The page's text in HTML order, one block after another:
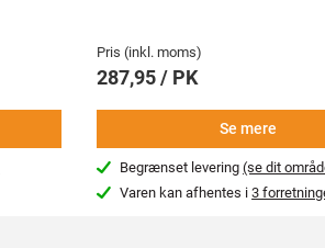
Pris (inkl. moms)
287,95 / PK
Se mere
Begrænset levering(se dit
Varen kan afhentes i3